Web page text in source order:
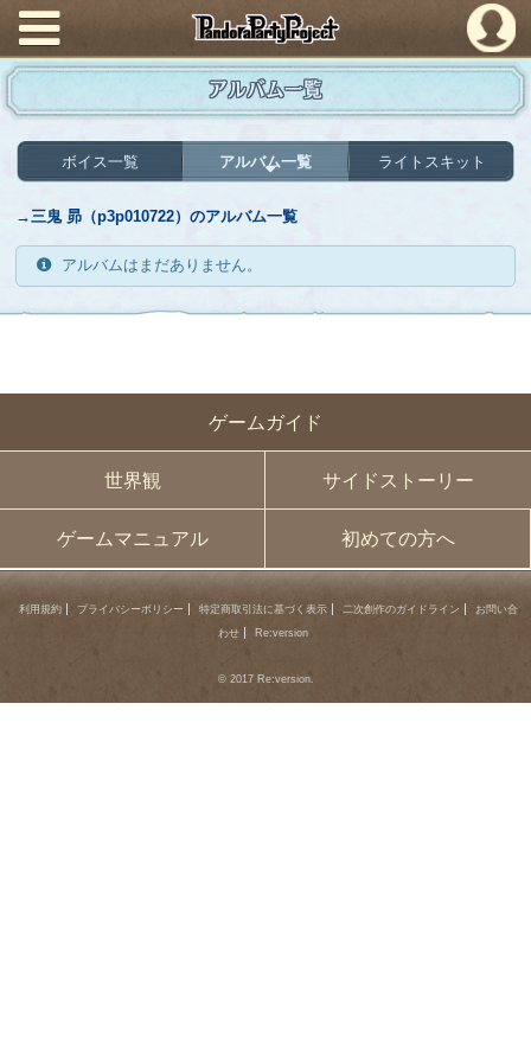
PandoraPartyProject
ゲームガイド
世界観 サイドストーリー
ゲームマニュアル 初めての方へ
アルバム一覧
ボイス一覧 アルバム一覧 ライトスキット
→三鬼 昴（p3p010722）のアルバム一覧
アルバムはまだありません。
利用規約 プライバシーポリシー 特定商取引法に基づく表示 二次創作のガイドライン
お問い合
わせ
Re:version
© 2017 Re:version.